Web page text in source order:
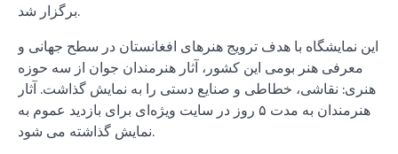
برگزار شد.
این نمایشگاه با هدف ترویج هنرهای افغانستان در سطح جهانی و
معرفی هنر بومی این کشور، آثار هنرمندان جوان از سه حوزه
هنری: نقاشی، خطاطی و صنایع دستی را به نمایش گذاشت. آثار
هنرمندان به مدت ۵ روز در سایت ویژه‌ای برای بازدید عموم به
نمایش گذاشته می شود.